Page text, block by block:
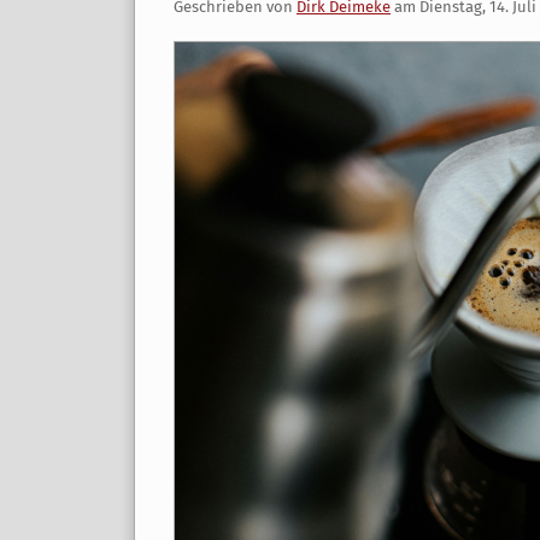
Geschrieben von Dirk Deimeke am Dienstag, 14. Juli